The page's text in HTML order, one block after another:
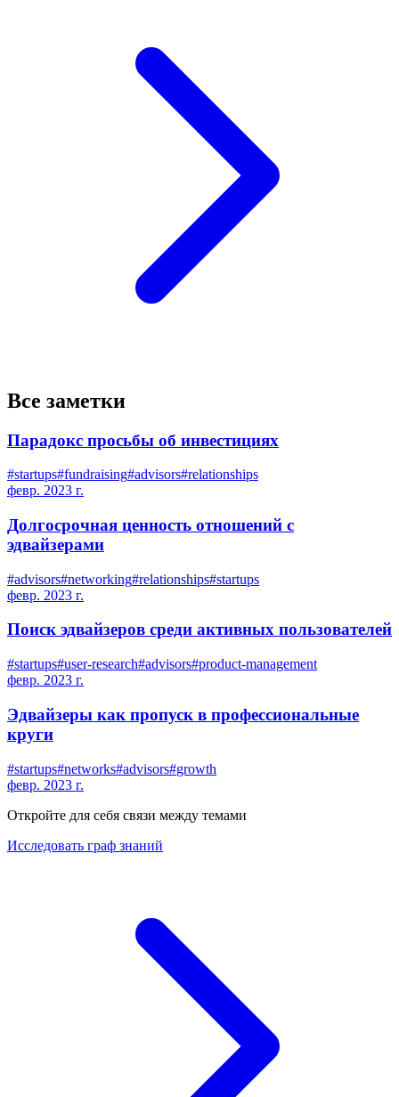
Все заметки
Парадокс просьбы об инвестициях
#startups#fundraising#advisors#relationships
февр. 2023 г.
Долгосрочная ценность отношений с
эдвайзерами
#advisors#networking#relationships#startups
февр. 2023 г.
Поиск эдвайзеров среди активных пользователей
#startups#user-research#advisors#product-management
февр. 2023 г.
Эдвайзеры как пропуск в профессиональные
круги
#startups#networks#advisors#growth
февр. 2023 г.
Откройте для себя связи между темами
Исследовать граф знаний